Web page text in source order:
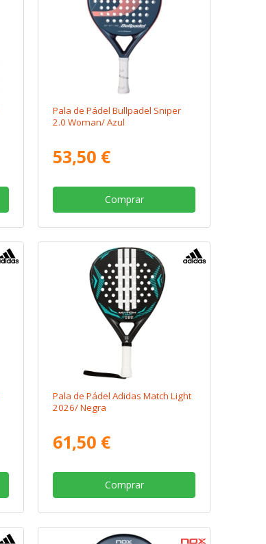
Pala de Pádel Bullpadel Sniper
2.0 Woman/ Azul
53,50 €
Comprar
Pala de Pádel Adidas Match Light
2026/ Negra
61,50 €
Comprar